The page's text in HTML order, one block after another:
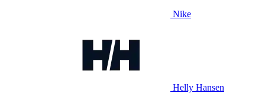
Nike
Helly Hansen